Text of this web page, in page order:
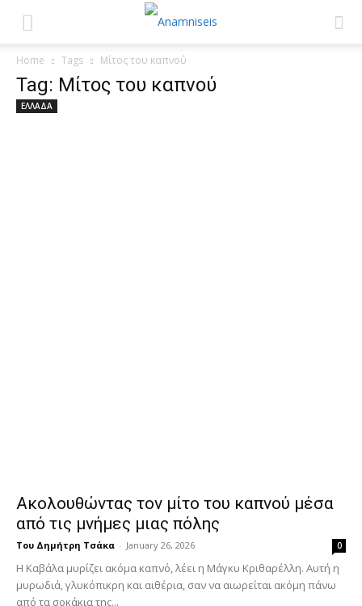
Home Tags Μίτος του καπνού
Tag: Μίτος του καπνού
ΕΛΛΑΔΑ
Ακολουθώντας τον μίτο του καπνού μέσα
από τις μνήμες μιας πόλης
Του Δημήτρη Τσάκα - January 26, 2026 0
Η Καβάλα μυρίζει ακόμα καπνό, λέει η Μάγκυ Κριθαρέλλη. Αυτή η
μυρωδιά, γλυκόπικρη και αιθέρια, σαν να αιωρείται ακόμη πάνω
από τα σοκάκια της...